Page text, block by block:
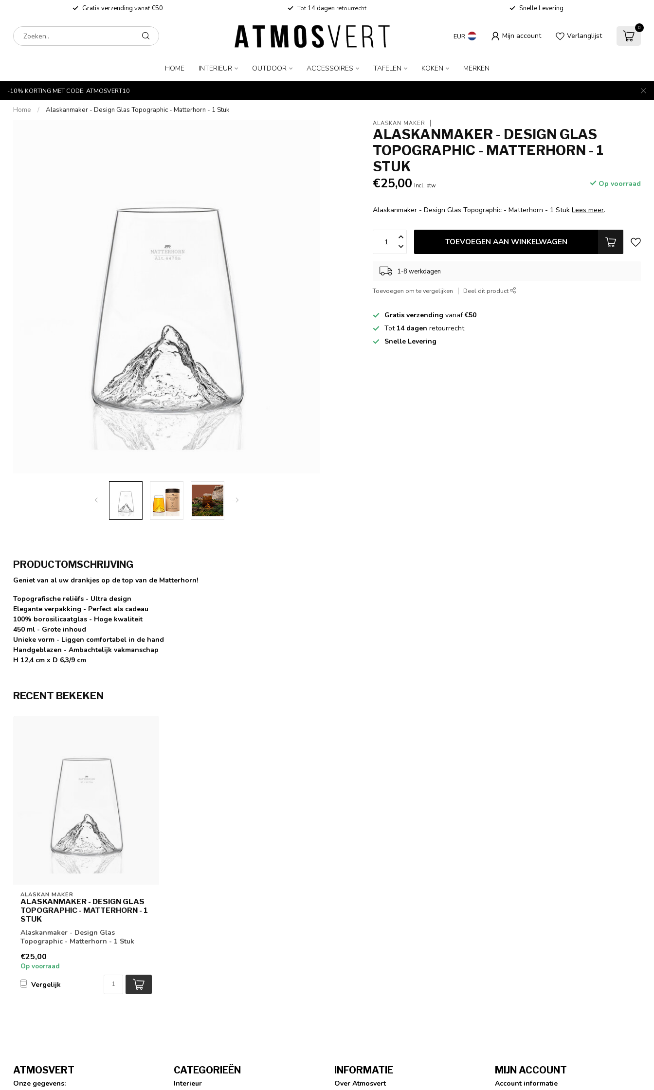
Gratis verzending vanaf€50 Tot14 dagen retourrecht Snelle Levering
EUR Mijn account Verlanglijst
0
HOME INTERIEUR OUTDOOR ACCESSOIRES TAFELEN KOKEN MERKEN
-10% KORTING MET CODE: ATMOSVERT10
Home / Alaskanmaker - Design Glas Topographic - Matterhorn - 1 Stuk
ALASKAN MAKER
ALASKANMAKER - DESIGN GLAS
TOPOGRAPHIC - MATTERHORN - 1
STUK
€25,00 Incl. btw Op voorraad
Alaskanmaker - Design Glas Topographic - Matterhorn - 1 StukLees meer.
TOEVOEGEN AAN WINKELWAGEN
1-8 werkdagen
Toevoegen om te vergelijken Deel dit product
Gratis verzending vanaf€50
Tot 14 dagen retourrecht
Snelle Levering
PRODUCTOMSCHRIJVING
Geniet van al uw drankjes op de top van de Matterhorn!
Topografische reliëfs - Ultra design
Elegante verpakking - Perfect als cadeau
100% borosilicaatglas - Hoge kwaliteit
450 ml - Grote inhoud
Unieke vorm - Liggen comfortabel in de hand
Handgeblazen - Ambachtelijk vakmanschap
H 12,4 cm x D 6,3/9 cm
RECENT BEKEKEN
ALASKAN MAKER
ALASKANMAKER - DESIGN GLAS
TOPOGRAPHIC - MATTERHORN - 1
STUK
Alaskanmaker - Design Glas
Topographic - Matterhorn - 1 Stuk
€25,00
Op voorraad
Vergelijk
ATMOSVERT
Onze gegevens:
CATEGORIEËN
Interieur
INFORMATIE
Over Atmosvert
MIJN ACCOUNT
Account informatie